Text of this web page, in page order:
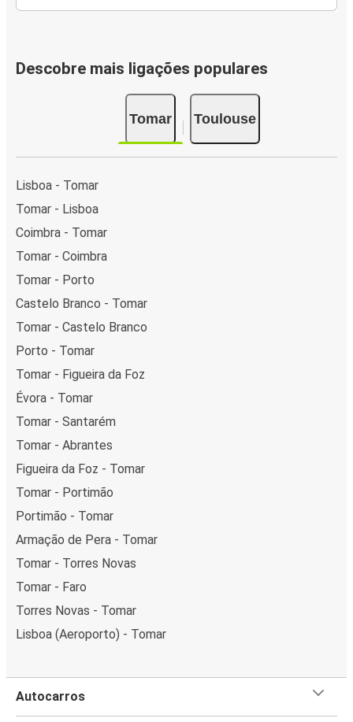
Descobre mais ligações populares
Tomar Toulouse
Lisboa - Tomar
Tomar - Lisboa
Coimbra - Tomar
Tomar - Coimbra
Tomar - Porto
Castelo Branco - Tomar
Tomar - Castelo Branco
Porto - Tomar
Tomar - Figueira da Foz
Évora - Tomar
Tomar - Santarém
Tomar - Abrantes
Figueira da Foz - Tomar
Tomar - Portimão
Portimão - Tomar
Armação de Pera - Tomar
Tomar - Torres Novas
Tomar - Faro
Torres Novas - Tomar
Lisboa (Aeroporto) - Tomar
Autocarros